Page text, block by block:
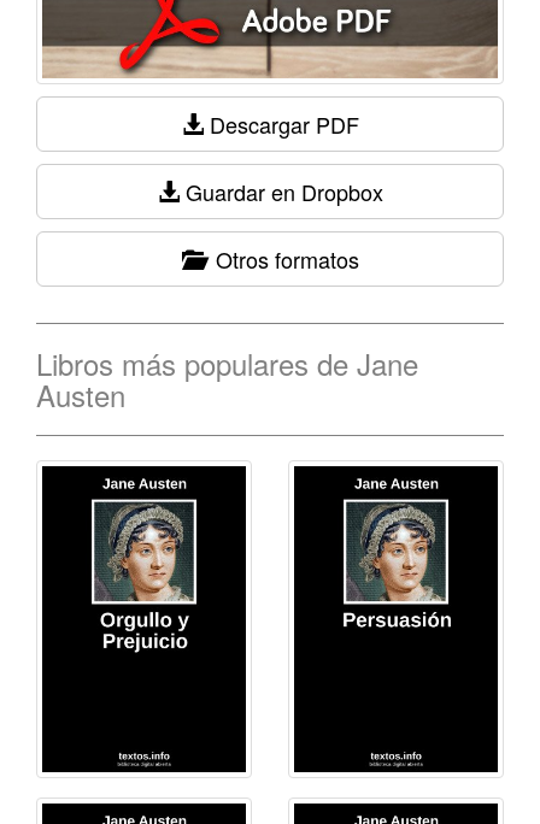
Descargar PDF
Guardar en Dropbox
Otros formatos
Libros más populares de Jane
Austen